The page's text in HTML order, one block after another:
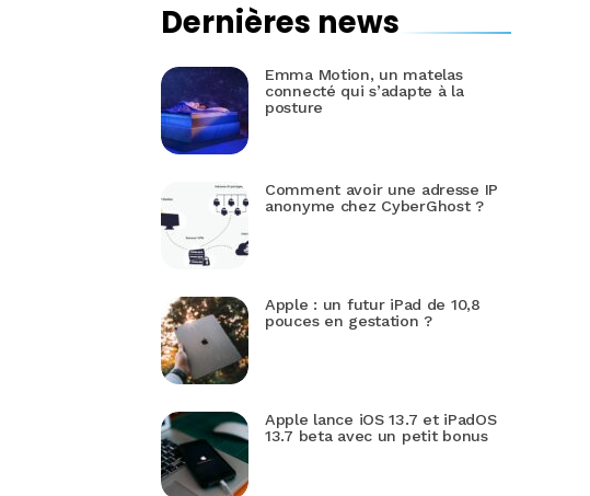
Dernières news
Emma Motion, un matelas
connecté qui s’adapte à la
posture
Comment avoir une adresse IP
anonyme chez CyberGhost ?
Apple : un futur iPad de 10,8
pouces en gestation ?
Apple lance iOS 13.7 et iPadOS
13.7 beta avec un petit bonus